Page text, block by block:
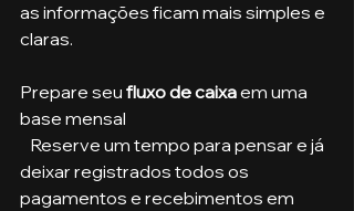
as informações ficam mais simples e
claras.
Prepare seu fluxo de caixa em uma
base mensal
deixar registrados todos os
pagamentos e recebimentos em